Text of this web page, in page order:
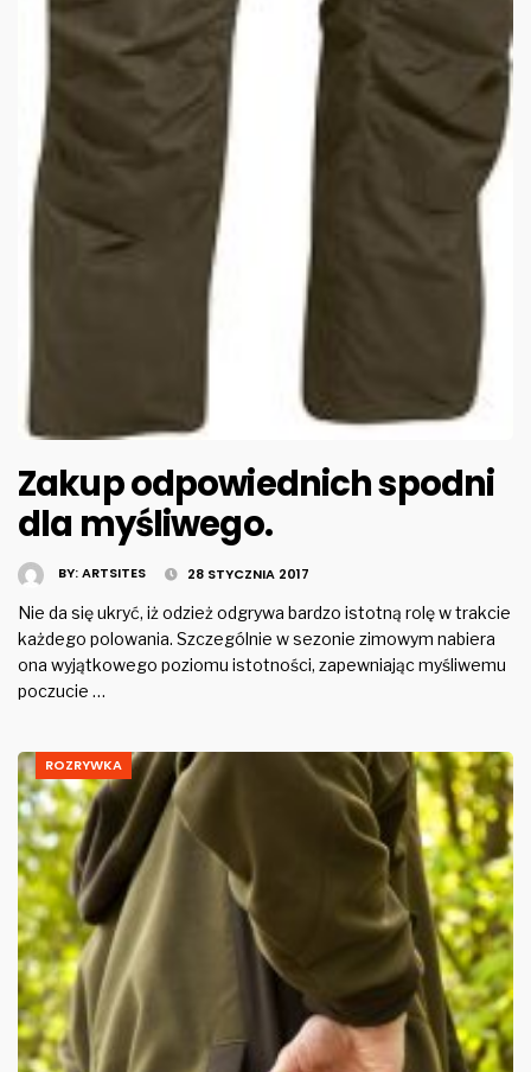
Zakup odpowiednich spodni
dla myśliwego.
BY:ARTSITES 28 STYCZNIA 2017
Nie da się ukryć, iż odzież odgrywa bardzo istotną rolę w trakcie
każdego polowania. Szczególnie w sezonie zimowym nabiera
ona wyjątkowego poziomu istotności, zapewniając myśliwemu
poczucie …
ROZRYWKA